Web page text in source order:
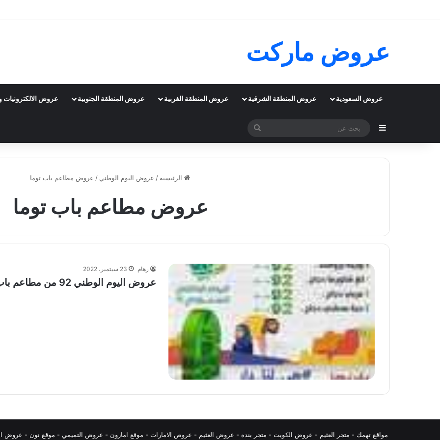
عروض ماركت
عروض السعودية عروض المنطقة الشرقية عروض المنطقة الغربية عروض المنطقة الجنوبية عروض الالكترونيات و
إضافة عمود جانبي
عن
الرئيسية / عروض اليوم الوطني / عروض مطاعم باب توما
عروض مطاعم باب توما
رهام 23 سبتمبر، 2022
عروض اليوم الوطني 92 من مطاعم باب توما في الرياض اليوم 23/9/2022
مواقع تهمك - متجر العثيم - عروض الكويت - متجر بنده - عروض العثيم - عروض الامارات - موقع امازون - عروض التميمي - موقع نون - عروض